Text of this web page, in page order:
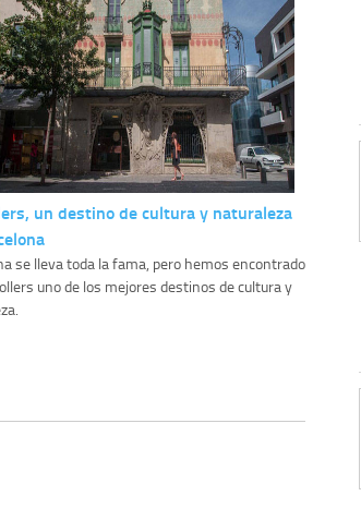
un destino de cultura y naturaleza
se lleva toda la fama, pero hemos encontrado
uno de los mejores destinos de cultura y